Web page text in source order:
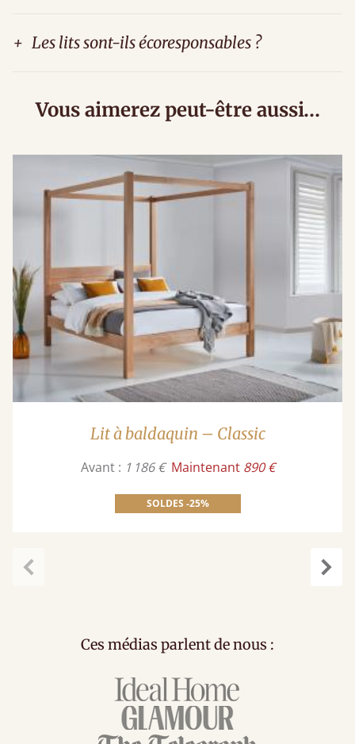
+ Les lits sont-ils écoresponsables ?
Vous aimerez peut-être aussi…
Lit à baldaquin – Classic
Avant : 1 186 € Maintenant 890 €
SOLDES -25%
Ces médias parlent de nous :